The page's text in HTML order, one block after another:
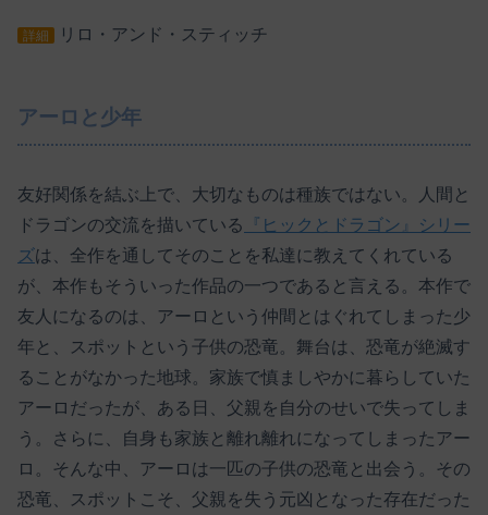
詳細 リロ・アンド・スティッチ
アーロと少年
友好関係を結ぶ上で、大切なものは種族ではない。人間と
ドラゴンの交流を描いている
『ヒックとドラゴン』シリー
ズは、全作を通してそのことを私達に教えてくれている
が、本作もそういった作品の一つであると言える。本作で
友人になるのは、アーロという仲間とはぐれてしまった少
年と、スポットという子供の恐竜。舞台は、恐竜が絶滅す
ることがなかった地球。家族で慎ましやかに暮らしていた
アーロだったが、ある日、父親を自分のせいで失ってしま
う。さらに、自身も家族と離れ離れになってしまったアー
ロ。そんな中、アーロは一匹の子供の恐竜と出会う。その
恐竜、スポットこそ、父親を失う元凶となった存在だった